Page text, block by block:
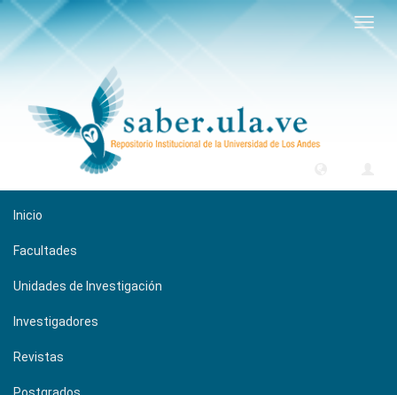
Inicio
Facultades
Unidades de Investigación
Investigadores
Revistas
Postgrados